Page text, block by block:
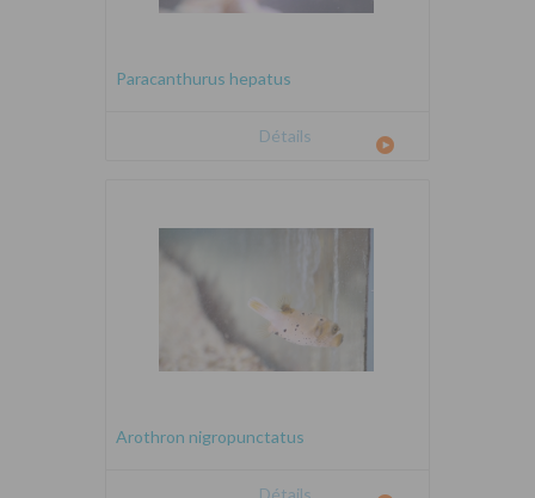
Paracanthurus hepatus
Détails
Arothron nigropunctatus
Détails